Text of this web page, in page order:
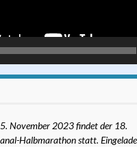
November 2023 findet der 18.
Halbmarathon statt.